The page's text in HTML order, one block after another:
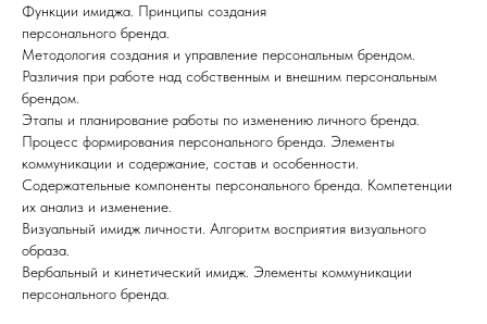
Функции имиджа. Принципы создания
персонального бренда.
Методология создания и управление персональным брендом.
Различия при работе над собственным и внешним персональным
брендом.
Этапы и планирование работы по изменению личного бренда.
Процесс формирования персонального бренда. Элементы
коммуникации и содержание, состав и особенности.
Содержательные компоненты персонального бренда. Компетенции
их анализ и изменение.
Визуальный имидж личности. Алгоритм восприятия визуального
образа.
Вербальный и кинетический имидж. Элементы коммуникации
персонального бренда.